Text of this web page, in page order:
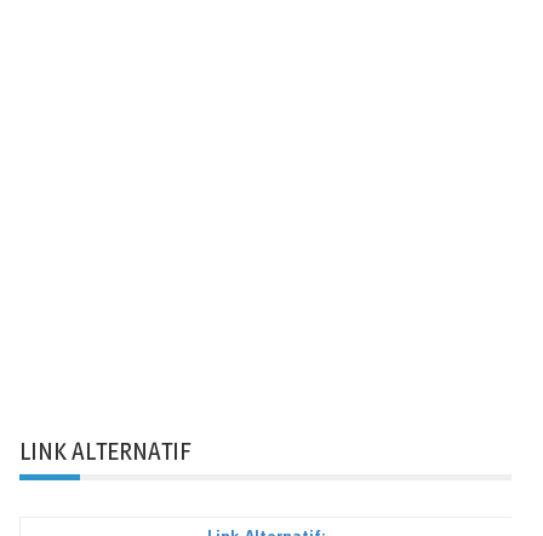
LINK ALTERNATIF